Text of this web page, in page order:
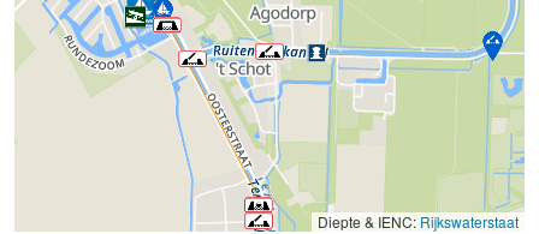
Diepte & IENC: Rijkswaterstaat